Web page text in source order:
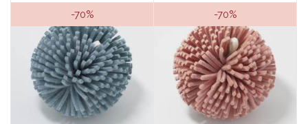
-70% -70%